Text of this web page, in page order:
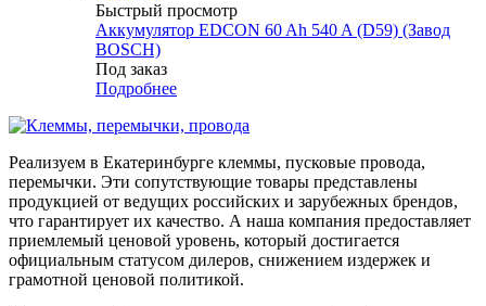
Быстрый просмотр
Аккумулятор EDCON 60 Ah 540 A (D59) (Завод
BOSCH)
Под заказ
Подробнее
Реализуем в Екатеринбурге клеммы, пусковые провода,
перемычки. Эти сопутствующие товары представлены
продукцией от ведущих российских и зарубежных брендов,
что гарантирует их качество. А наша компания предоставляет
приемлемый ценовой уровень, который достигается
официальным статусом дилеров, снижением издержек и
грамотной ценовой политикой.